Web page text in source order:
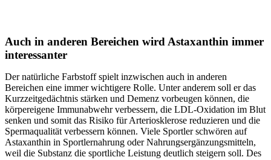
Auch in anderen Bereichen wird Astaxanthin immer
interessanter
Der natürliche Farbstoff spielt inzwischen auch in anderen
Bereichen eine immer wichtigere Rolle. Unter anderem soll er das
Kurzzeitgedächtnis stärken und Demenz vorbeugen können, die
körpereigene Immunabwehr verbessern, die LDL-Oxidation im Blut
senken und somit das Risiko für Arteriosklerose reduzieren und die
Spermaqualität verbessern können. Viele Sportler schwören auf
Astaxanthin in Sportlernahrung oder Nahrungsergänzungsmitteln,
weil die Substanz die sportliche Leistung deutlich steigern soll. Des